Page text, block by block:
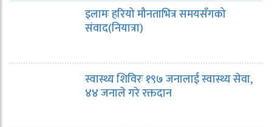
इलामः हरियो मौनताभित्र समयसँगको
संवाद(नियात्रा)
स्वास्थ्य शिविरः १९७ जनालाई स्वास्थ्य सेवा,
४४ जनाले गरे रक्तदान